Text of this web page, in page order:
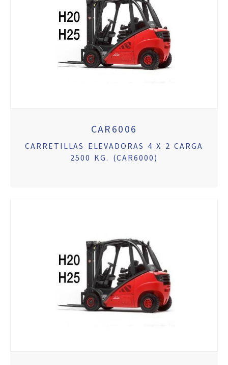
CAR6006
CARRETILLAS ELEVADORAS 4 X 2 CARGA
2500 KG. (CAR6000)